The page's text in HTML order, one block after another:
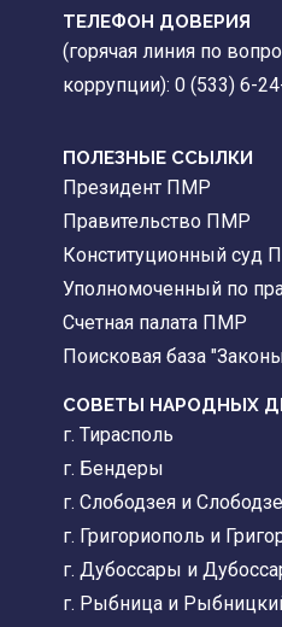
ТЕЛЕФОН ДОВЕРИЯ
(горячая линия по
коррупции): 0 (533) 6-
ПОЛЕЗНЫЕ ССЫЛКИ
Президент ПМР
Правительство ПМР
Конституционный суд
Уполномоченный по
Счетная палата ПМР
Поисковая база
СОВЕТЫ НАРОДНЫХ
г. Тирасполь
г. Бендеры
г. Слободзея и
г. Григориополь и
г. Дубоссары и
г. Рыбница и